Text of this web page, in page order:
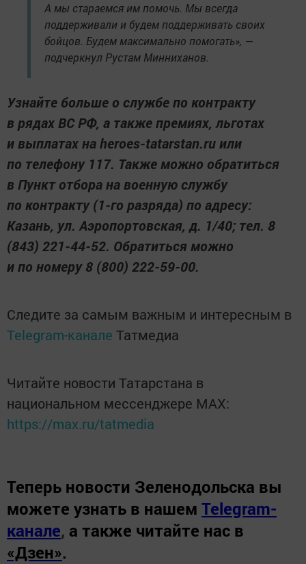
А мы стараемся им помочь. Мы всегда
поддерживали и будем поддерживать своих
бойцов. Будем максимально помогать», —
подчеркнул Рустам Минниханов.
Узнайте больше о службе по контракту
в рядах ВС РФ, а также премиях, льготах
и выплатах на heroes-tatarstan.ru или
по телефону 117. Также можно обратиться
в Пункт отбора на военную службу
по контракту (1-го разряда) по адресу:
Казань, ул. Аэропортовская, д. 1/40; тел. 8
(843) 221-44-52. Обратиться можно
и по номеру 8 (800) 222-59-00.
Следите за самым важным и интересным в
Telegram-канале Татмедиа
Читайте новости Татарстана в
национальном мессенджере MАХ:
https://max.ru/tatmedia
Теперь новости Зеленодольска вы
можете узнать в нашем Telegram-
канале, а также читайте нас в
«Дзен».